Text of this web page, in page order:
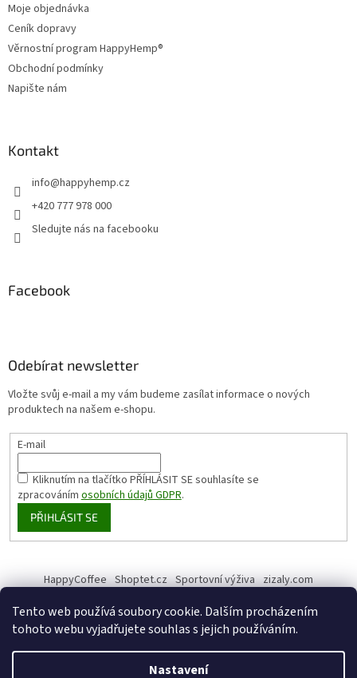
Tento web používá soubory cookie. Dalším procházením
tohoto webu vyjadřujete souhlas s jejich používáním.
Nastavení
Moje objednávka
Ceník dopravy
Věrnostní program HappyHemp®
Obchodní podmínky
Napište nám
Kontakt
info@happyhemp.cz
+420 777 978 000
Sledujte nás na facebooku
Facebook
Odebírat newsletter
Vložte svůj e-mail a my vám budeme zasílat informace o nových
produktech na našem e-shopu.
E-mail
Kliknutím na tlačítko PŘÍHLÁSIT SEsouhlasíte se
zpracovánímosobních údajů GDPR.
PŘIHLÁSIT SE
HappyCoffee Shoptet.cz Sportovní výživa zizaly.com